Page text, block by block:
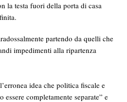
la testa fuori della porta di casa
partendo da quelli che
impedimenti alla ripartenza
idea che politica fiscale e
essere completamente separate” e